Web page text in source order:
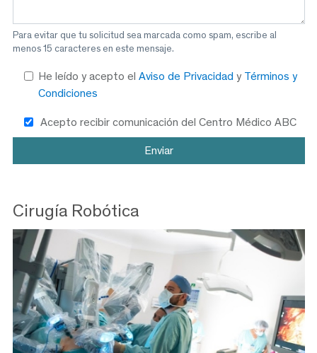
Para evitar que tu solicitud sea marcada como spam, escribe al
menos 15 caracteres en este mensaje.
He leído y acepto el Aviso de Privacidad y Términos y
Condiciones
Acepto recibir comunicación del Centro Médico ABC
Cirugía Robótica